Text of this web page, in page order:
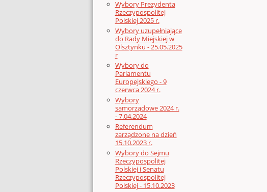
Wybory Prezydenta
Rzeczypospolitej
Polskiej 2025 r.
Wybory uzupełniające
do Rady Miejskiej w
Olsztynku - 25.05.2025
r
Wybory do
Parlamentu
Europejskiego - 9
czerwca 2024 r.
Wybory
samorządowe 2024 r.
- 7.04.2024
Referendum
zarządzone na dzień
15.10.2023 r.
Wybory do Sejmu
Rzeczypospolitej
Polskiej i Senatu
Rzeczypospolitej
Polskiej - 15.10.2023